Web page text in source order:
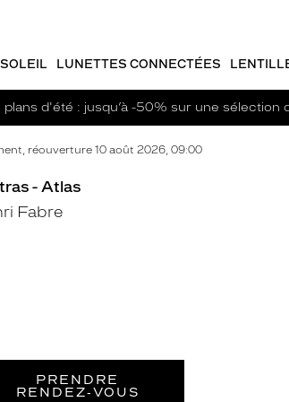
LUNETTES CONNECTÉES
plans d'été : jusqu’à -50% sur une sélection
réouverture 10 août 2026, 09:00
- Atlas
Fabre
PRENDRE
RENDEZ‑VOUS